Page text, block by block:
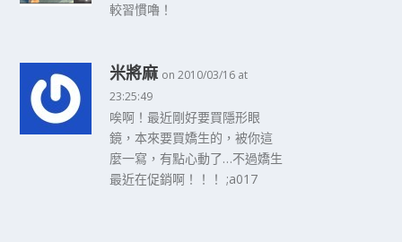
較習慣嚕！
米將麻 on 2010/03/16 at
23:25:49
唉啊！最近剛好要買隱形眼
鏡，本來要買嬌生的，被你這
麼一寫，有點心動了…不過嬌生
最近在促銷啊！！！ ;a017